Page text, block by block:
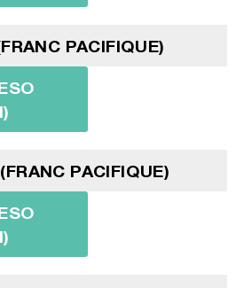
PACIFIQUE)
PACIFIQUE)